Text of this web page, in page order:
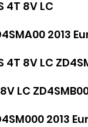
8V LC
2013
8V LC
LC
2013